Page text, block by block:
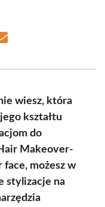
Share
wiesz, która
kształtu
do
Makeover-
możesz w
stylizacje na